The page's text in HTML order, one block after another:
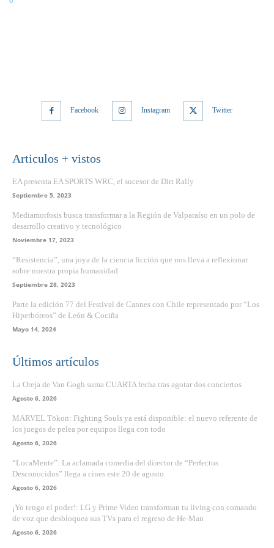
Facebook Instagram Twitter
Articulos + vistos
EA presenta EA SPORTS WRC, el sucesor de Dirt Rally
Septiembre 5, 2023
Mediamorfosis busca transformar a la Región de Valparaíso en un polo de
desarrollo creativo y tecnológico
Noviembre 17, 2023
“Resistencia”, una joya de la ciencia ficción que nos lleva a reflexionar
sobre nuestra propia humanidad
Septiembre 28, 2023
Parte la edición 77 del Festival de Cannes con Chile representado por “Los
Hiperbóreos” de León & Cociña
Mayo 14, 2024
Últimos artículos
La Oreja de Van Gogh suma CUARTA fecha tras agotar dos conciertos
Agosto 6, 2026
MARVEL Tōkon: Fighting Souls ya está disponible: el nuevo referente de
los juegos de pelea por equipos llega con todo
Agosto 6, 2026
“LocaMente”: La aclamada comedia del director de “Perfectos
Desconocidos” llega a cines este 20 de agosto
Agosto 6, 2026
¡Yo tengo el poder!: LG y Prime Video transforman tu living con comando
de voz que desbloquea sus TVs para el regreso de He-Man
Agosto 6, 2026